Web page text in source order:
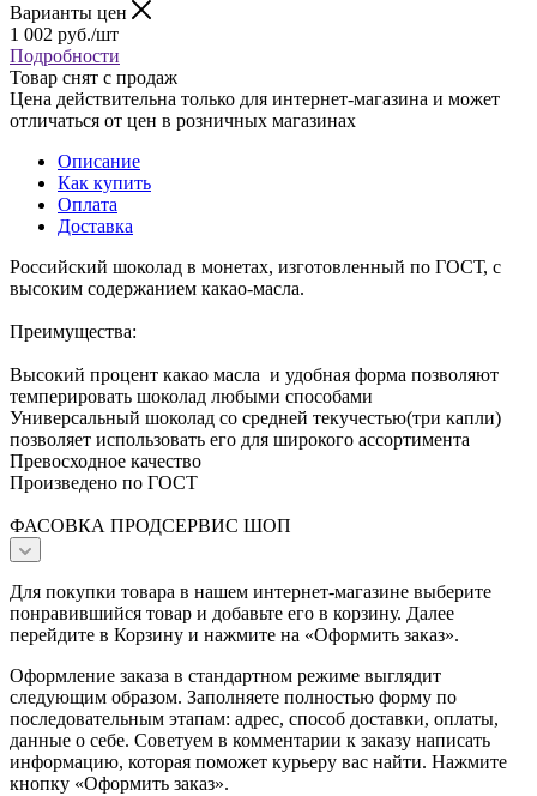
Варианты цен
1 002 руб./шт
Подробности
Товар снят с продаж
Цена действительна только для интернет-магазина и может
отличаться от цен в розничных магазинах
Описание
Как купить
Оплата
Доставка
Российский шоколад в монетах, изготовленный по ГОСТ, с
высоким содержанием какао-масла.
Преимущества:
Высокий процент какао масла и удобная форма позволяют
темперировать шоколад любыми способами
Универсальный шоколад со средней текучестью(три капли)
позволяет использовать его для широкого ассортимента
Превосходное качество
Произведено по ГОСТ
ФАСОВКА ПРОДСЕРВИС ШОП
Для покупки товара в нашем интернет-магазине выберите
понравившийся товар и добавьте его в корзину. Далее
перейдите в Корзину и нажмите на «Оформить заказ».
Оформление заказа в стандартном режиме выглядит
следующим образом. Заполняете полностью форму по
последовательным этапам: адрес, способ доставки, оплаты,
данные о себе. Советуем в комментарии к заказу написать
информацию, которая поможет курьеру вас найти. Нажмите
кнопку «Оформить заказ».